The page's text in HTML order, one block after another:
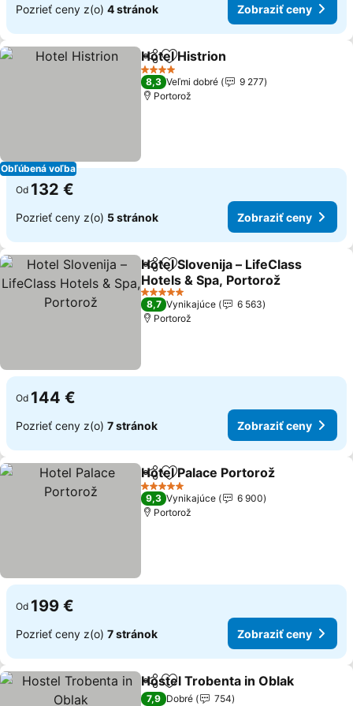
Pozrieť ceny z(o) 4 stránok Zobraziť ceny
Obľúbená voľba
ZdieľaťPridať do obľúbených
Hotel Histrion
4 Počet hviezdičiek
8,3 Veľmi dobré
9 277
Portorož
Od 132 €
Pozrieť ceny z(o) 5 stránok Zobraziť ceny
ZdieľaťPridať do obľúbených
Hotel Slovenija – LifeClass
Hotels & Spa, Portorož
5 Počet hviezdičiek
8,7 Vynikajúce
6 563
Portorož
Od 144 €
Pozrieť ceny z(o) 7 stránok Zobraziť ceny
ZdieľaťPridať do obľúbených
Hotel Palace Portorož
5 Počet hviezdičiek
9,3 Vynikajúce
6 900
Portorož
Od 199 €
Pozrieť ceny z(o) 7 stránok Zobraziť ceny
ZdieľaťPridať do obľúbených
Hostel Trobenta in Oblak
7,9 Dobré 754